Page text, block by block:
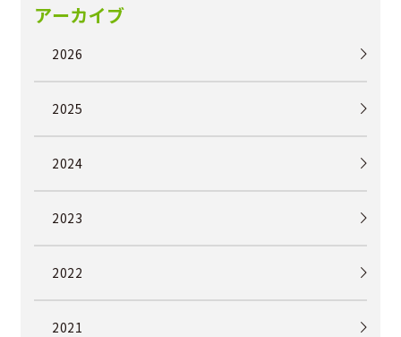
アーカイブ
2026
2025
2024
2023
2022
2021